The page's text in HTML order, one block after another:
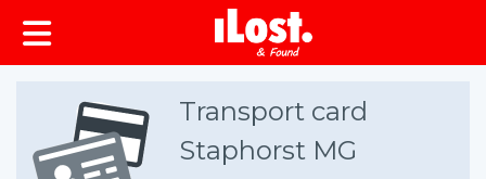
Transport card
Staphorst MG